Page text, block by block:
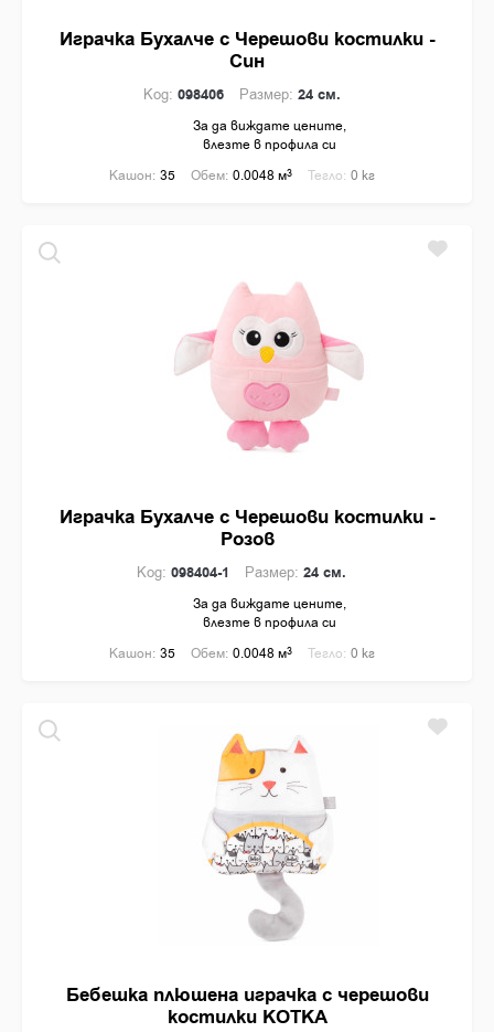
Играчка Бухалче с Черешови костилки -
Син
Код: 098406 Размер: 24 см.
За да виждате цените,
влезте в профила си
Кашон: 35 Обем: 0.0048 м3 Тегло: 0 кг
Играчка Бухалче с Черешови костилки -
Розов
Код: 098404-1 Размер: 24 см.
За да виждате цените,
влезте в профила си
Кашон: 35 Обем: 0.0048 м3 Тегло: 0 кг
Бебешка плюшена играчка с черешови
костилки KOTKA